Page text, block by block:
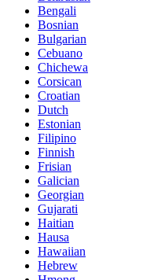
Bengali
Bosnian
Bulgarian
Cebuano
Chichewa
Corsican
Croatian
Dutch
Estonian
Filipino
Finnish
Frisian
Galician
Georgian
Gujarati
Haitian
Hausa
Hawaiian
Hebrew